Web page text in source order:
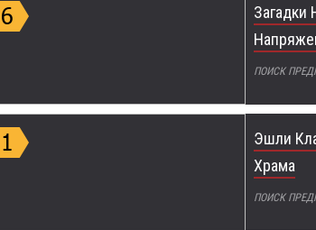
Загадки
ПОИСК
Эшли
Храма
ПОИСК